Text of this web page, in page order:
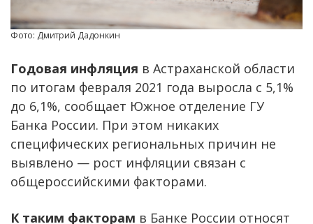
Фото: Дмитрий Дадонкин
Годовая инфляция в Астраханской области
по итогам февраля 2021 года выросла с 5,1%
до 6,1%, сообщает Южное отделение ГУ
Банка России. При этом никаких
специфических региональных причин не
выявлено — рост инфляции связан с
общероссийскими факторами.
К таким факторам в Банке России относят